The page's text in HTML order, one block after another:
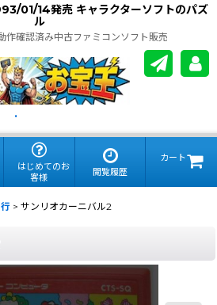
01/14発売 キャラクターソフトのパズ
ル
作確認済み中古ファミコンソフト販売
.
はじめてのお
客様
閲覧履歴
カート
> サンリオカーニバル2